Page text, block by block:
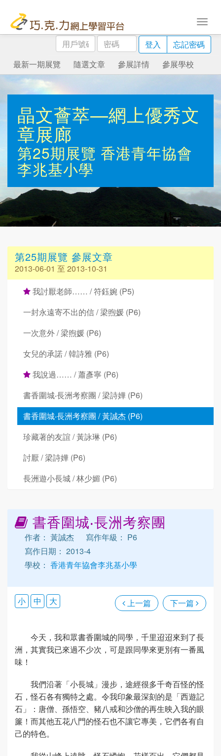
用
戶
號
碼
密
碼
登入
忘記密碼
最新一期展覽
隨選文章 參展詳情 參展學校
晶文薈萃—網上優秀文
章展廊
第25期展覽 香港青年協會
李兆基小學
第25期展覽 參展文章
2013-06-01 至 2013-10-31
我討厭老師…… / 符鈺婉 (P5)
一封永遠寄不出的信 / 梁煦媛 (P6)
一次意外 / 梁煦媛 (P6)
女兒的承諾 / 韓詩雅 (P6)
我說過…… / 蕭彥寧 (P6)
書香圍城‧長洲考察團 / 梁詩嬅 (P6)
書香圍城‧長洲考察團 / 黃誠杰 (P6)
珍藏著的友誼 / 黃詠琳 (P6)
討厭 / 梁詩嬅 (P6)
長洲遊小長城 / 林少媚 (P6)
書香圍城‧長洲考察團
作者： 黃誠杰
寫作年級： P6
寫作日期： 2013-4
學校： 香港青年協會李兆基小學
上一篇 下一篇
小 中 大
今天，我和眾書香圍城的同學，千里迢迢來到了長
洲，其實我已來過不少次，可是跟同學來更別有一番風
味！
我們沿著「小長城」漫步，途經很多千奇百怪的怪
石，怪石各有獨特之處。令我印象最深刻的是「西遊記
石」：唐僧、孫悟空、豬八戒和沙僧的再生映入我的眼
簾！而其他五花八門的怪石也不讓它專美，它們各有自
己的特色。